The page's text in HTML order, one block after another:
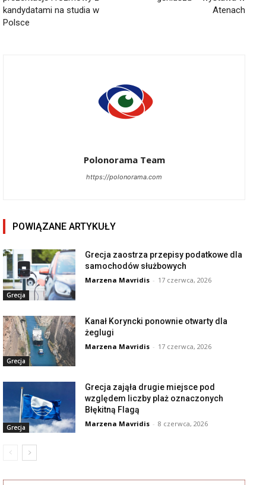
kandydatami na studia w
Polsce
Atenach
Polonorama Team
https://polonorama.com
POWIĄZANE ARTYKUŁY
Grecja
Grecja zaostrza przepisy podatkowe dla
samochodów służbowych
Marzena Mavridis - 17 czerwca, 2026
Grecja
Kanał Koryncki ponownie otwarty dla
żeglugi
Marzena Mavridis - 17 czerwca, 2026
Grecja
Grecja zająła drugie miejsce pod
względem liczby plaż oznaczonych
Błękitną Flagą
Marzena Mavridis - 8 czerwca, 2026